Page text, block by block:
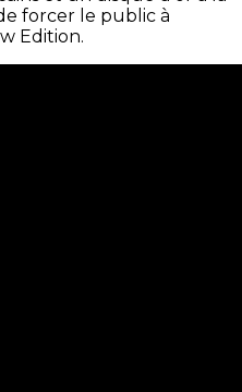
forcer le public à
Edition.